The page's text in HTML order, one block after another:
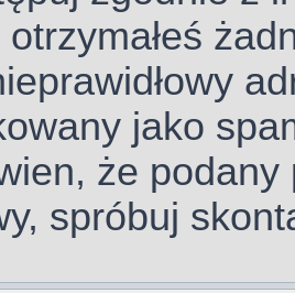
jako
że
spróbuj